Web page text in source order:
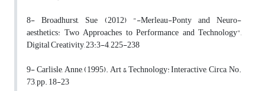
8- Broadhurst, Sue (2012) "-Merleau-Ponty and Neuro-
aesthetics: Two Approaches to Performance and Technology",
Digital Creativity, 23:3-4, 225-238
9- Carlisle, Anne, (1995). Art & Technology: Interactive, Circa, No.
73, pp. 18-23